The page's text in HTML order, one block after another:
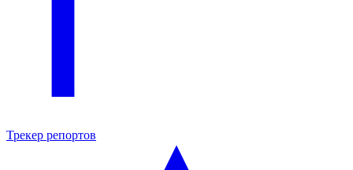
Трекер репортов